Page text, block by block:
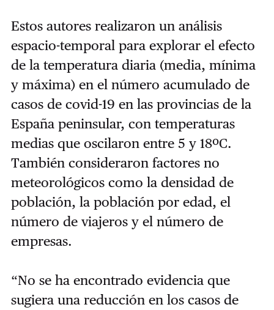
Estos autores realizaron un análisis
espacio-temporal para explorar el efecto
de la temperatura diaria (media, mínima
y máxima) en el número acumulado de
casos de covid-19 en las provincias de la
España peninsular, con temperaturas
medias que oscilaron entre 5 y 18ºC.
También consideraron factores no
meteorológicos como la densidad de
población, la población por edad, el
número de viajeros y el número de
empresas.
“No se ha encontrado evidencia que
sugiera una reducción en los casos de